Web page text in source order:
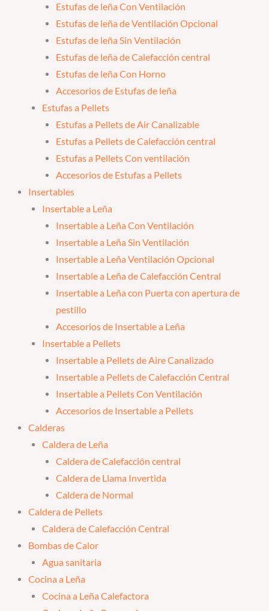
Estufas de leña Con Ventilación
Estufas de leña de Ventilación Opcional
Estufas de leña Sin Ventilación
Estufas de leña de Calefacción central
Estufas de leña Con Horno
Accesorios de Estufas de leña
Estufas a Pellets
Estufas a Pellets de Air Canalizable
Estufas a Pellets de Calefacción central
Estufas a Pellets Con ventilación
Accesorios de Estufas a Pellets
Insertables
Insertable a Leña
Insertable a Leña Con Ventilación
Insertable a Leña Sin Ventilación
Insertable a Leña Ventilación Opcional
Insertable a Leña de Calefacción Central
Insertable a Leña con Puerta con apertura de
pestillo
Accesorios de Insertable a Leña
Insertable a Pellets
Insertable a Pellets de Aire Canalizado
Insertable a Pellets de Calefacción Central
Insertable a Pellets Con Ventilación
Accesorios de Insertable a Pellets
Calderas
Caldera de Leña
Caldera de Calefacción central
Caldera de Llama Invertida
Caldera de Normal
Caldera de Pellets
Caldera de Calefacción Central
Bombas de Calor
Agua sanitaria
Cocina a Leña
Cocina a Leña Calefactora